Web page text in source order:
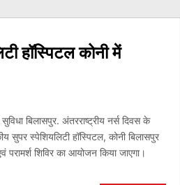
हॉस्पिटल कोनी में
बिलासपुर. अंतरराष्ट्रीय नर्स दिवस के
सुपर स्पेशियलिटी हॉस्पिटल, कोनी बिलासपुर
परामर्श शिविर का आयोजन किया जाएगा।